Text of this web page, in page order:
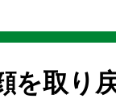
を取り